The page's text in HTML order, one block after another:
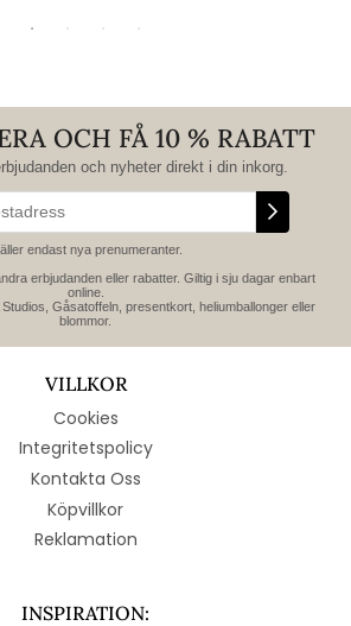
OCH FÅ 10 % RABATT
och nyheter direkt i din inkorg.
endast nya prenumeranter.
erbjudanden eller rabatter. Giltig i sju dagar enbart
online.
Gåsatoffeln, presentkort, heliumballonger eller
blommor.
VILLKOR
Cookies
Integritetspolicy
Kontakta Oss
Köpvillkor
Reklamation
INSPIRATION: